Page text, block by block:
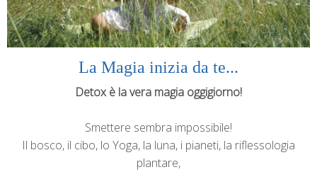
La Magia inizia da te...
Detox è la vera magia oggigiorno!
Smettere sembra impossibile!
Il bosco, il cibo, lo Yoga, la luna, i pianeti, la riflessologia
plantare,